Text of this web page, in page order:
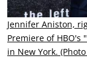
Jennifer Aniston,
Premiere of HBO's
in New York.